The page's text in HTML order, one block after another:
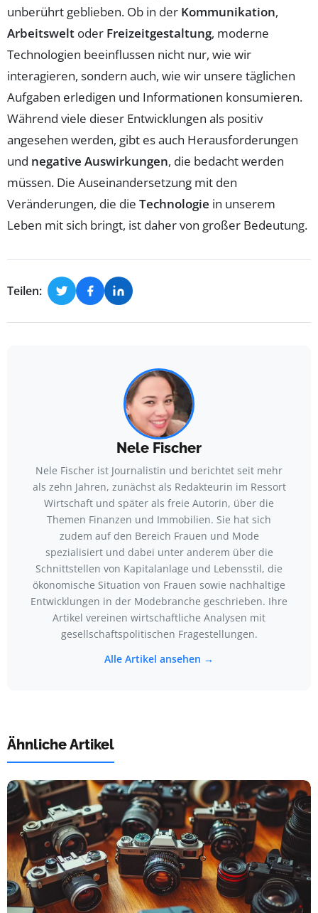
unberührt geblieben. Ob in der Kommunikation,
Arbeitswelt oder Freizeitgestaltung, moderne
Technologien beeinflussen nicht nur, wie wir
interagieren, sondern auch, wie wir unsere täglichen
Aufgaben erledigen und Informationen konsumieren.
Während viele dieser Entwicklungen als positiv
angesehen werden, gibt es auch Herausforderungen
und negative Auswirkungen, die bedacht werden
müssen. Die Auseinandersetzung mit den
Veränderungen, die die Technologie in unserem
Leben mit sich bringt, ist daher von großer Bedeutung.
Teilen:
Nele Fischer
Nele Fischer ist Journalistin und berichtet seit mehr
als zehn Jahren, zunächst als Redakteurin im Ressort
Wirtschaft und später als freie Autorin, über die
Themen Finanzen und Immobilien. Sie hat sich
zudem auf den Bereich Frauen und Mode
spezialisiert und dabei unter anderem über die
Schnittstellen von Kapitalanlage und Lebensstil, die
ökonomische Situation von Frauen sowie nachhaltige
Entwicklungen in der Modebranche geschrieben. Ihre
Artikel vereinen wirtschaftliche Analysen mit
gesellschaftspolitischen Fragestellungen.
Alle Artikel ansehen →
Ähnliche Artikel